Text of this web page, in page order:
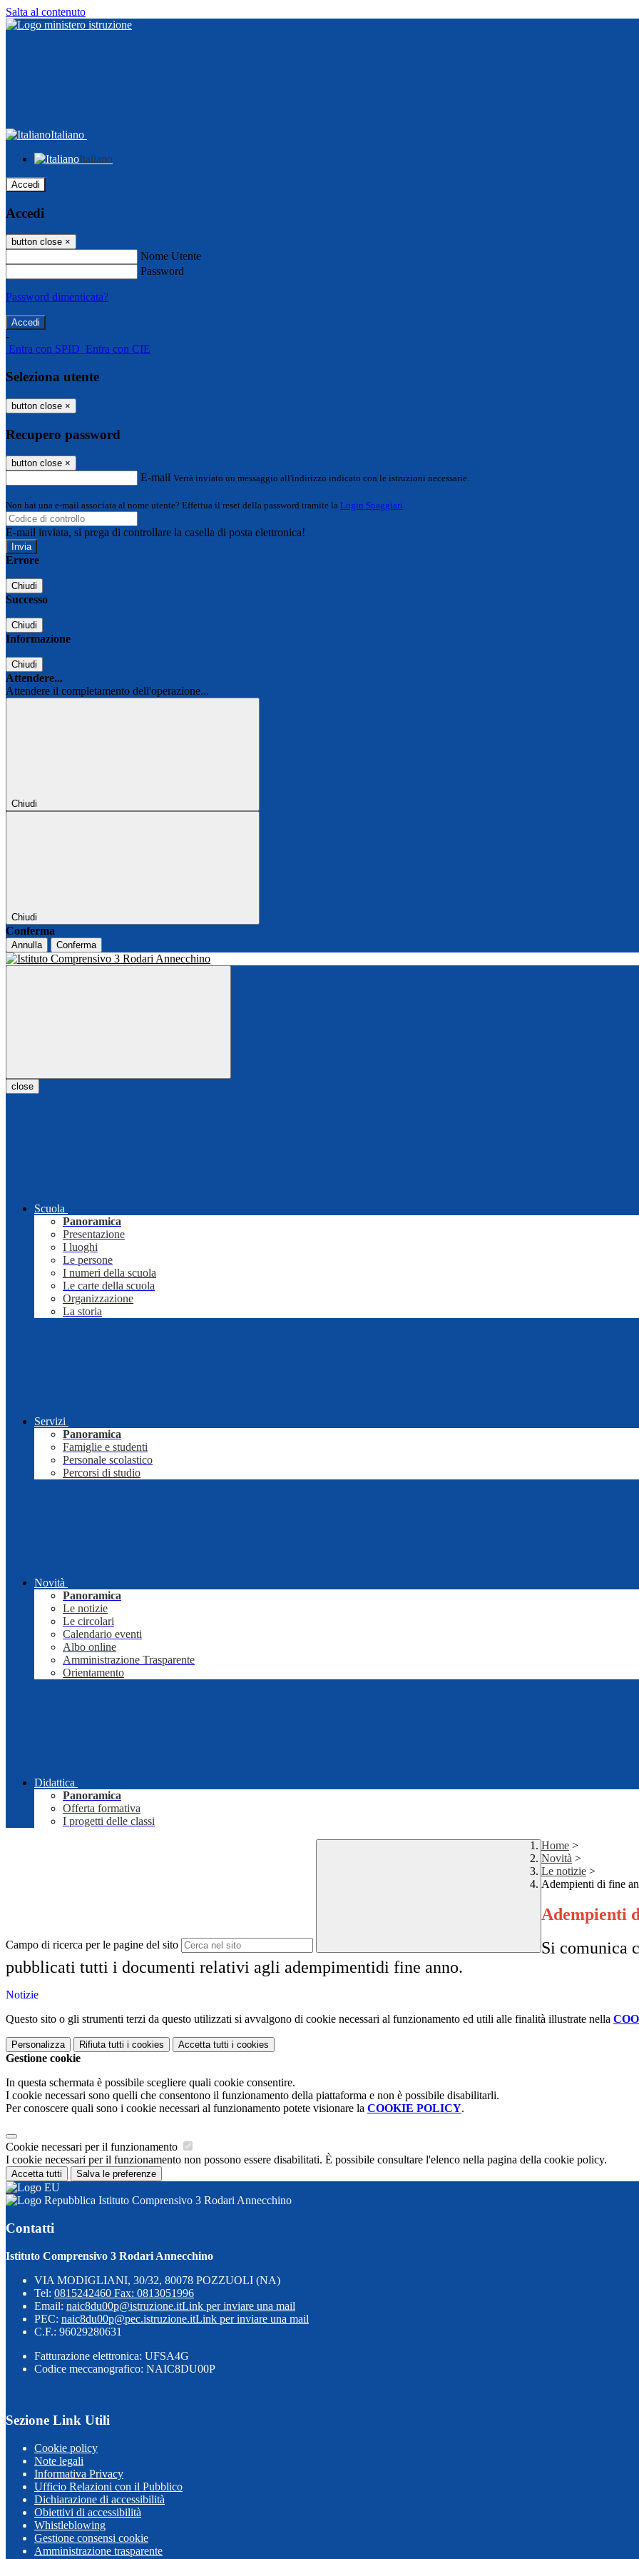
Salta al contenuto
Italiano
Italiano
Accedi
Accedi
button close ×
Nome Utente
Password
Password dimenticata?
-
Entra con SPID Entra con CIE
Seleziona utente
button close ×
Recupero password
button close ×
E-mail Verrà inviato un messaggio all'indirizzo indicato con le istruzioni necessarie.
Non hai una e-mail associata al nome utente? Effettua il reset della password tramite la Login Spaggiari
E-mail inviata, si prega di controllare la casella di posta elettronica!
Errore
Chiudi
Successo
Chiudi
Informazione
Chiudi
Attendere...
Attendere il completamento dell'operazione...
Chiudi
Chiudi
Conferma
Annulla Conferma
close
Scuola
Panoramica
Presentazione
I luoghi
Le persone
I numeri della scuola
Le carte della scuola
Organizzazione
La storia
Servizi
Panoramica
Famiglie e studenti
Personale scolastico
Percorsi di studio
Novità
Panoramica
Le notizie
Le circolari
Calendario eventi
Albo online
Amministrazione Trasparente
Orientamento
Didattica
Panoramica
Offerta formativa
I progetti delle classi
Campo di ricerca per le pagine del sito
Home >
Novità >
Le notizie >
Adempienti di fine
Adempienti
Si comunica
pubblicati tutti i documenti relativi agli adempimentidi fine anno.
Notizie
Questo sito o gli strumenti terzi da questo utilizzati si avvalgono di cookie necessari al funzionamento ed utili alle finalità illustrate nella
Personalizza Rifiuta tutti i cookies Accetta tutti i cookies
Gestione cookie
In questa schermata è possibile scegliere quali cookie consentire.
I cookie necessari sono quelli che consentono il funzionamento della piattaforma e non è possibile disabilitarli.
Per conoscere quali sono i cookie necessari al funzionamento potete visionare la COOKIE POLICY.
Cookie necessari per il funzionamento
I cookie necessari per il funzionamento non possono essere disabilitati. È possibile consultare l'elenco nella pagina della cookie policy.
Accetta tutti Salva le preferenze
Istituto Comprensivo 3 Rodari Annecchino
Contatti
Istituto Comprensivo 3 Rodari Annecchino
VIA MODIGLIANI, 30/32, 80078 POZZUOLI (NA)
Tel: 0815242460 Fax: 0813051996
Email: naic8du00p@istruzione.itLink per inviare una mail
PEC: naic8du00p@pec.istruzione.itLink per inviare una mail
C.F.: 96029280631
Fatturazione elettronica: UFSA4G
Codice meccanografico: NAIC8DU00P
Sezione Link Utili
Cookie policy
Note legali
Informativa Privacy
Ufficio Relazioni con il Pubblico
Dichiarazione di accessibilità
Obiettivi di accessibilità
Whistleblowing
Gestione consensi cookie
Amministrazione trasparente